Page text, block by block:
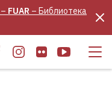
FUAR – Библиотека